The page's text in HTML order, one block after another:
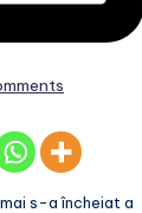
s-a încheiat a